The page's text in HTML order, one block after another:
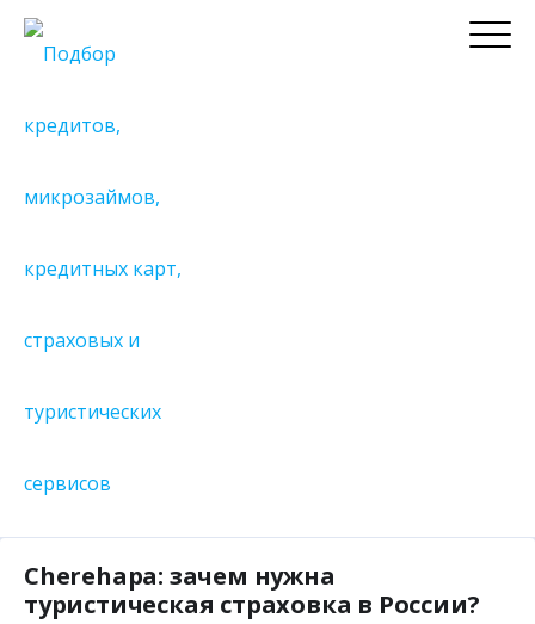
Cherehapa: зачем нужна
туристическая страховка в России?